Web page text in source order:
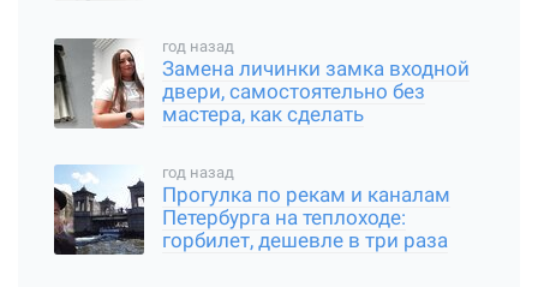
год назад
Замена личинки замка входной
двери, самостоятельно без
мастера, как сделать
год назад
Прогулка по рекам и каналам
Петербурга на теплоходе:
горбилет, дешевле в три раза